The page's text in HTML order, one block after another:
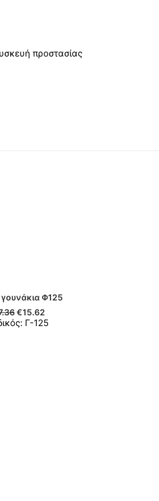
προστασίας
Φ125
€15.62
Γ-125